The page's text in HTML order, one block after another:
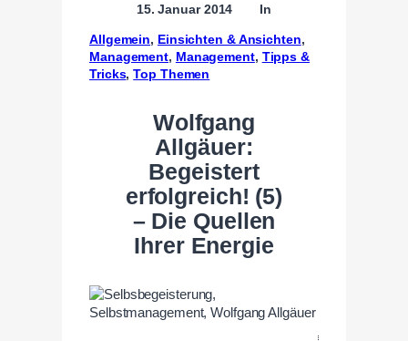
15. Januar 2014 In
Allgemein, Einsichten & Ansichten
Management, Management, Tipps &
Tricks, Top Themen
Wolfgang
Allgäuer:
Begeistert
erfolgreich! (5)
– Die Quellen
Ihrer Energie